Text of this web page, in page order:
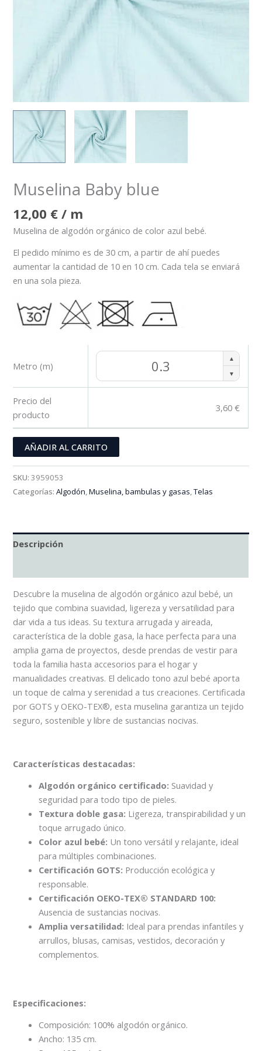
Muselina Baby blue
12,00 € / m
Muselina de algodón orgánico de color azul bebé.
El pedido mínimo es de 30 cm, a partir de ahí puedes
aumentar la cantidad de 10 en 10 cm. Cada tela se enviará
en una sola pieza.
Metro (m)
▲
▼
Precio del
producto
3,60 €
AÑADIR AL CARRITO
SKU:3959053
Categorías:Algodón ,Muselina, bambulas y gasas ,Telas
Descripción
Descubre la muselina de algodón orgánico azul bebé, un
tejido que combina suavidad, ligereza y versatilidad para
dar vida a tus ideas. Su textura arrugada y aireada,
característica de la doble gasa, la hace perfecta para una
amplia gama de proyectos, desde prendas de vestir para
toda la familia hasta accesorios para el hogar y
manualidades creativas. El delicado tono azul bebé aporta
un toque de calma y serenidad a tus creaciones. Certificada
por GOTS y OEKO-TEX®, esta muselina garantiza un tejido
seguro, sostenible y libre de sustancias nocivas.
Características destacadas:
Algodón orgánico certificado: Suavidad y
seguridad para todo tipo de pieles.
Textura doble gasa: Ligereza, transpirabilidad y un
toque arrugado único.
Color azul bebé: Un tono versátil y relajante, ideal
para múltiples combinaciones.
Certificación GOTS: Producción ecológica y
responsable.
Certificación OEKO-TEX® STANDARD 100:
Ausencia de sustancias nocivas.
Amplia versatilidad: Ideal para prendas infantiles y
arrullos, blusas, camisas, vestidos, decoración y
complementos.
Especificaciones:
Composición: 100% algodón orgánico.
Ancho: 135 cm.